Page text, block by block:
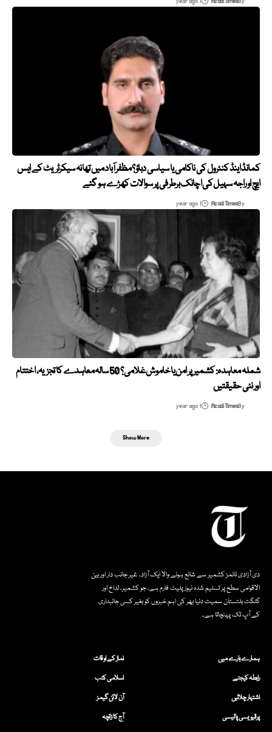
کمانڈ اینڈ کنٹرول کی ناکامی یا سیاسی دباؤ؟ مظفرآباد میں تھانہ سیکرٹریٹ کے ایس
ایچ او راجہ سہیل کی اچانک برطرفی پر سوالات کھڑے ہو گئے
By
Azadi Times
1 year ago
شملہ معاہدہ: کشمیر پر امن یا خاموش غلامی؟ 50 سالہ معاہدے کا تجزیہ، اختتام
اور نئی حقیقتیں
By
Azadi Times
1 year ago
Show More
دی آزادی ٹائمز کشمیر سے شائع ہونے والا ایک آزاد، غیر جانب دار اور بین
الاقوامی سطح پر تسلیم شدہ نیوز پلیٹ فارم ہے، جو کشمیر، لداخ اور
گلگت بلتستان سمیت دنیا بھر کی اہم خبروں کو بغیر کسی جانبداری
کے آپ تک پہنچاتا ہے۔
ہمارے بارے میں
رابطہ کیجئے
اشتہار چلائیں
پرائیویسی پالیسی
نماز کے اوقات
اسلامی کتب
آن لائن گیمز
آج کا زائچہ